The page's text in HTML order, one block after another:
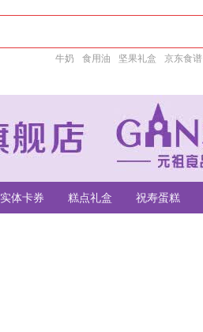
牛奶 食用油 坚果礼盒 京东食谱
实体卡券 糕点礼盒 祝寿蛋糕